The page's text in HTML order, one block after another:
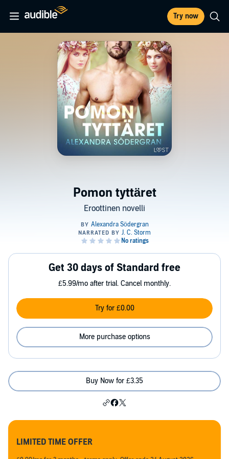
Try now
Pomon tyttäret
Eroottinen novelli
Get 30 days of Standard free
£5.99/mo after trial. Cancel monthly.
Try for £0.00
More purchase options
Buy Now for £3.35
LIMITED TIME OFFER